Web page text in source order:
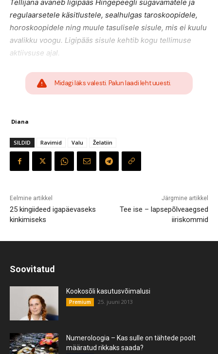
Tellijana avaneb ligipääs Hingepeegli sügavamatele ja
regulaarsetele käsitlustele, sealhulgas taroskoopidele,
horoskoopidele ning muule tasulisele sisule, mis ei kuulu
avalikku voogu. Ligipääs sisule kehtib kogu tellimuse
aktiivsuse ajal.
Midagi läks valesti. Palun laadi leht uuesti.
Diana
SILDID Ravimid Valu Želatiin
Eelmine artikkel
25 kingiideed igapäevaseks
kinkimiseks
Järgmine artikkel
Tee ise – lapsepõlveaegsed
iiriskommid
Soovitatud
Kookosõli kasutusvõimalusi
Premium 25. juuni 2013
Numeroloogia – Kas sulle on tähtede poolt
määratud rikkaks saada?